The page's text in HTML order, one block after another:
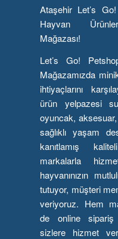
Ataşehir Let’s
Hayvan
Mağazası!
Let’s Go!
Mağazamızda
ihtiyaçlarını
ürün yelpazesi
oyuncak,
sağlıklı yaşam
kanıtlamış
markalarla
hayvanınızın
tutuyor, müşteri
veriyoruz. Hem
de online sipariş
sizlere hizmet